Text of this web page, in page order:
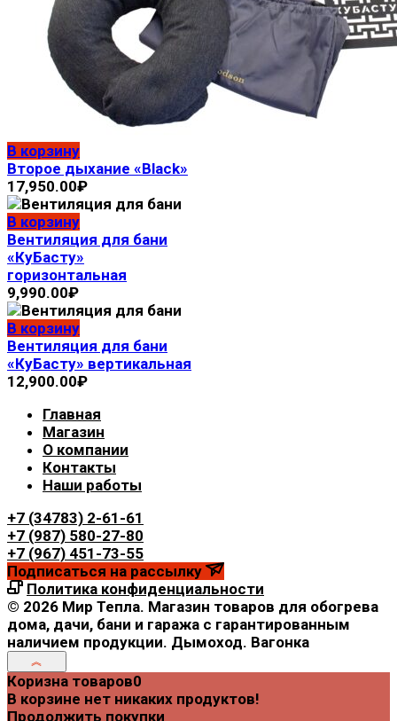
В корзину
Второе дыхание «Black»
17,950.00₽
В корзину
Вентиляция для бани
«КуБасту»
горизонтальная
9,990.00₽
В корзину
Вентиляция для бани
«КуБасту» вертикальная
12,900.00₽
Главная
Магазин
О компании
Контакты
Наши работы
+7 (34783) 2-61-61
+7 (987) 580-27-80
+7 (967) 451-73-55
Подписаться на рассылку
Политика конфиденциальности
© 2026 Мир Тепла. Магазин товаров для обогрева
дома, дачи, бани и гаража с гарантированным
наличием продукции. Дымоход. Вагонка
Коризна товаров0
В корзине нет никаких продуктов!
Продолжить покупки